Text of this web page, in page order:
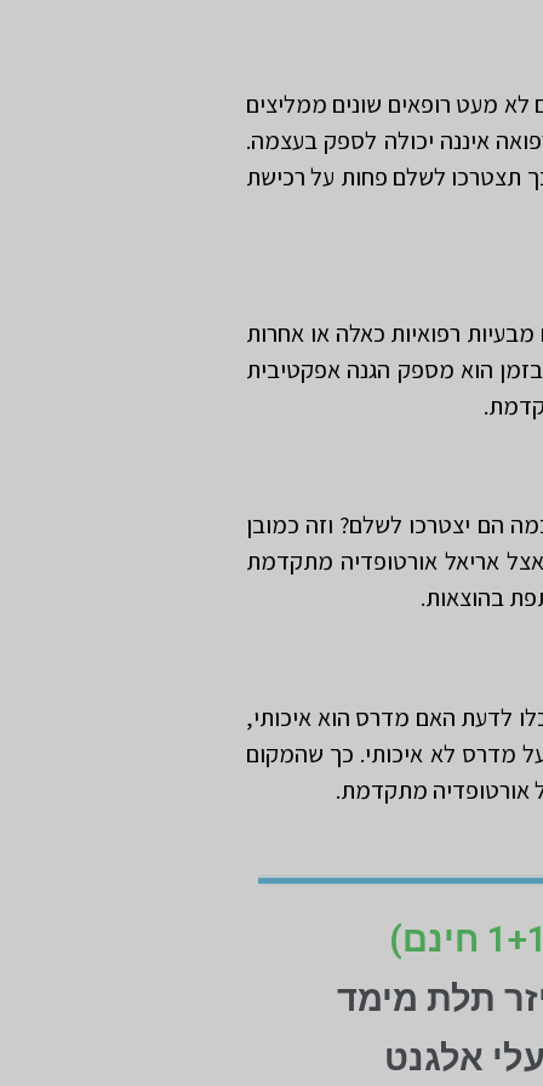
לא מעט רופאים שונים ממליצים
איננה יכולה לספק בעצמה.
תצטרכו לשלם פחות על רכישת
רפואיות כאלה או אחרות
הוא מספק הגנה אפקטיבית
הם יצטרכו לשלם? וזה כמובן
אריאל אורטופדיה מתקדמת
לדעת האם מדרס הוא איכותי,
מדרס לא איכותי. כך שהמקום
אורטופדיה מתקדמת.
תלת מימד
אלגנט